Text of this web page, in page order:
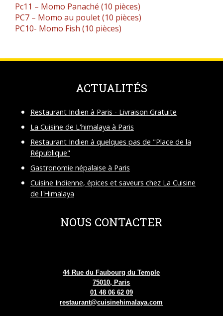
Pc11 – Momo Panaché (10 pièces)
PC7 – Momo au poulet (10 pièces)
PC10- Momo Fish (10 pièces)
ACTUALITÉS
Restaurant Indien à Paris - Livraison Gratuite
La Cuisine de L'himalaya à Paris
Restaurant Indien à quelques pas de "Place de la
République"
Gastronomie népalaise à Paris
Cuisine Indienne, épices et saveurs chez La Cuisine
de l'Himalaya
NOUS CONTACTER
44 Rue du Faubourg du Temple
75010, Paris
01 48 06 62 09
restaurant@cuisinehimalaya.com